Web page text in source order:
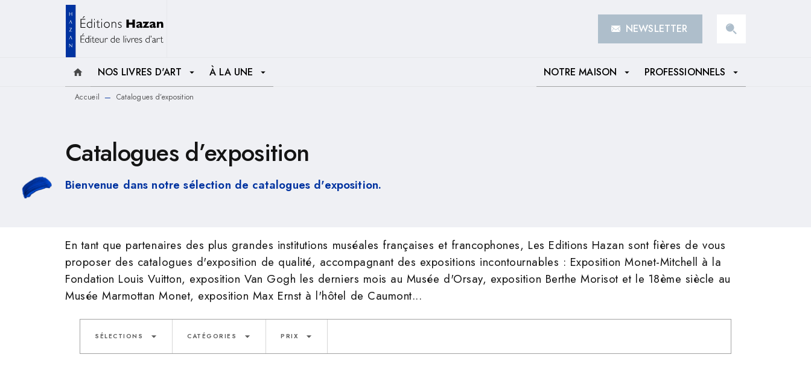
MENU RECHERCHE NEWSLETTER
home NOS LIVRES D'ART arrow_drop_down À LA UNE arrow_drop_down NOTRE MAISON arrow_drop_down PROFESSIONNELS arrow_drop_down
Accueil — Catalogues d’exposition
Catalogues d’exposition
Bienvenue dans notre sélection de catalogues d'exposition.
En tant que partenaires des plus grandes institutions muséales françaises et francophones, Les Editions Hazan sont fières de vous
proposer des catalogues d'exposition de qualité, accompagnant des expositions incontournables : Exposition Monet-Mitchell à la
Fondation Louis Vuitton, exposition Van Gogh les derniers mois au Musée d'Orsay, exposition Berthe Morisot et le 18ème siècle au
Musée Marmottan Monet, exposition Max Ernst à l'hôtel de Caumont...
SÉLECTIONS arrow_drop_down CATÉGORIES arrow_drop_down PRIX arrow_drop_down